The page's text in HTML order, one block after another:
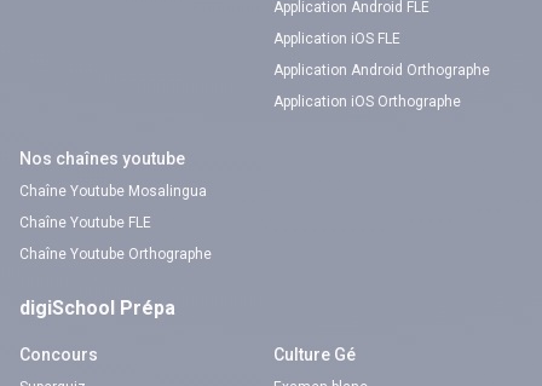
Application Android FLE
Application iOS FLE
Application Android Orthographe
Application iOS Orthographe
Nos chaînes youtube
Chaîne Youtube Mosalingua
Chaîne Youtube FLE
Chaîne Youtube Orthographe
digiSchool Prépa
Concours Culture Gé